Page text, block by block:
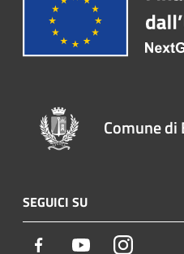
Comune di
SEGUICI SU
Facebook YoutubeInstagram